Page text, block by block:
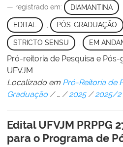
— registrado em: DIAMANTINA
EDITAL , PÓS-GRADUAÇÃO
STRICTO SENSU EM
Pró-reitoria de Pesquisa e
UFVJM
Localizado em Pró-Reitoria de
Graduação /… /2025 /2025/2
Edital UFVJM PRPPG
para o Programa de